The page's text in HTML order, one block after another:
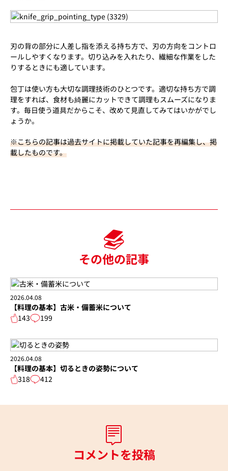
刃の背の部分に人差し指を添える持ち方で、刃の方向をコントロ
ールしやすくなります。切り込みを入れたり、繊細な作業をした
りするときにも適しています。
包丁は使い方も大切な調理技術のひとつです。適切な持ち方で調
理をすれば、食材も綺麗にカットできて調理もスムーズになりま
す。毎日使う道具だからこそ、改めて見直してみてはいかがでし
ょうか。
※こちらの記事は過去サイトに掲載していた記事を再編集し、掲
載したものです。
その他の記事
2026.04.08
【料理の基本】古米・備蓄米について
143
199
2026.04.08
【料理の基本】切るときの姿勢について
318
412
コメントを投稿